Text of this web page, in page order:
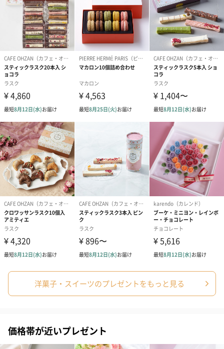
洋菓子・スイーツのプレゼントをもっと見る
価格帯が近いプレゼント